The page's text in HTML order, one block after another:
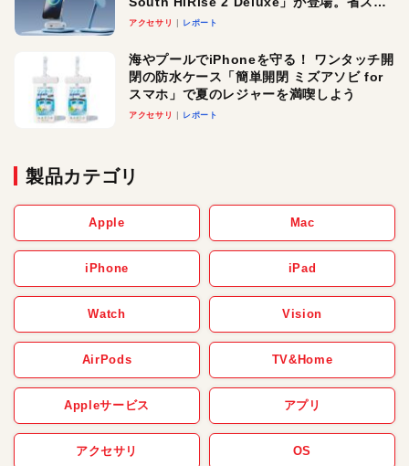
ースでおしゃれに充電したい人にオスス
アクセサリ レポート
海やプールでiPhoneを守る！ ワンタッチ開
閉の防水ケース「簡単開閉 ミズアソビ for
スマホ」で夏のレジャーを満喫しよう
アクセサリ レポート
製品カテゴリ
Apple Mac
iPhone iPad
Watch Vision
AirPods TV&Home
Appleサービス アプリ
アクセサリ OS